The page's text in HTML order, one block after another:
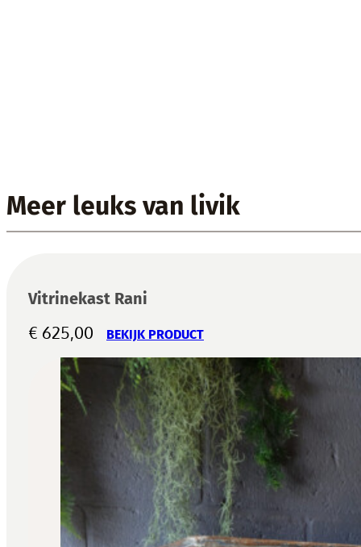
Meer leuks van livik
Vitrinekast Rani
€ 625,00 BEKIJK PRODUCT